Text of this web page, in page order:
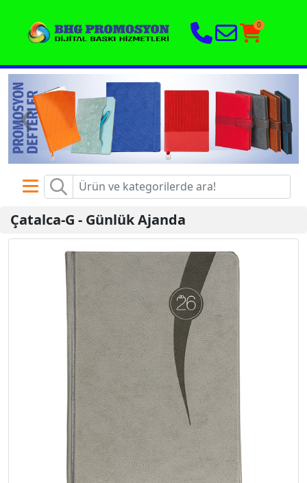
0
‹ ›
Çatalca-G - Günlük Ajanda